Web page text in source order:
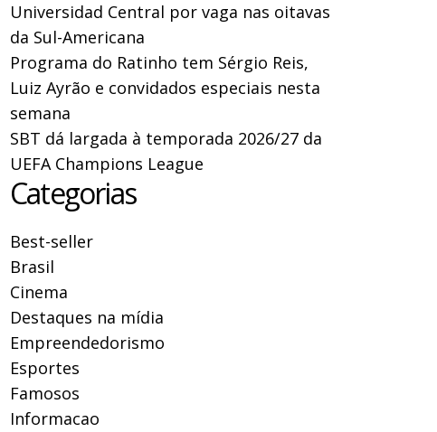
Universidad Central por vaga nas oitavas
da Sul-Americana
Programa do Ratinho tem Sérgio Reis,
Luiz Ayrão e convidados especiais nesta
semana
SBT dá largada à temporada 2026/27 da
UEFA Champions League
Categorias
Best-seller
Brasil
Cinema
Destaques na mídia
Empreendedorismo
Esportes
Famosos
Informacao